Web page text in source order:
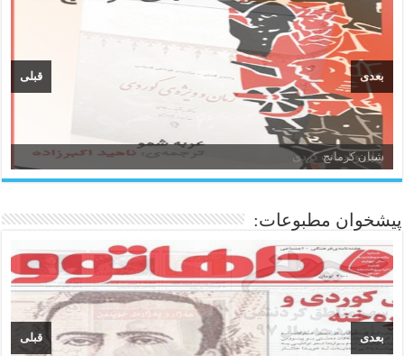
زبان و ادبیات کردی
قبلی بعدی
پیشخوان مطبوعات:
قبلی بعدی